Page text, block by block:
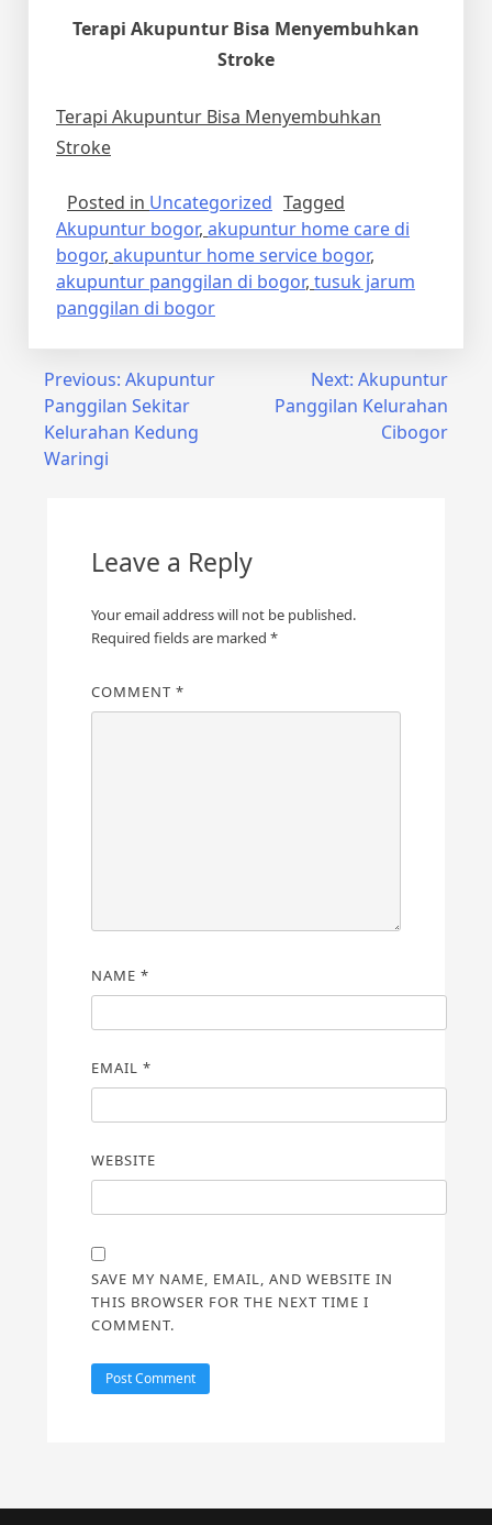
Terapi Akupuntur Bisa Menyembuhkan
Stroke
Terapi Akupuntur Bisa Menyembuhkan
Stroke
Posted in Uncategorized Tagged
Akupuntur bogor, akupuntur home care di
bogor, akupuntur home service bogor,
akupuntur panggilan di bogor, tusuk jarum
panggilan di bogor
Post
navigation
Previous: Akupuntur
Panggilan Sekitar
Kelurahan Kedung
Waringi
Next: Akupuntur
Panggilan Kelurahan
Cibogor
Leave a Reply
Your email address will not be published.
Required fields are marked *
COMMENT *
NAME *
EMAIL *
WEBSITE
SAVE MY NAME, EMAIL, AND WEBSITE IN
THIS BROWSER FOR THE NEXT TIME I
COMMENT.